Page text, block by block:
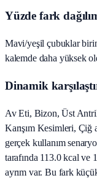
Yüzde fark
Mavi/yeşil çubuklar
kalemde daha yüksek
Dinamik
Av Eti, Bizon, Üst
Karışım Kesimleri, Çiğ
gerçek kullanım
tarafında 113.0 kcal ve
ayrım var. Bu fark